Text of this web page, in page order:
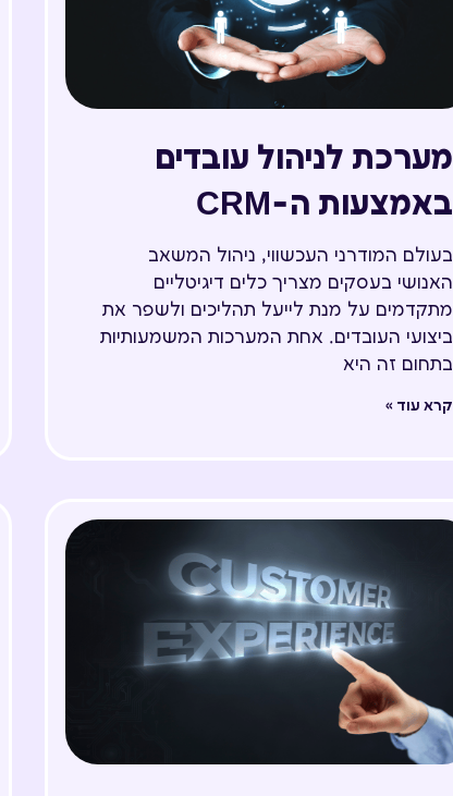
מערכת לניהול עובדים
באמצעות ה-CRM
בעולם המודרני העכשווי, ניהול המשאב
האנושי בעסקים מצריך כלים דיגיטליים
מתקדמים על מנת לייעל תהליכים ולשפר את
ביצועי העובדים. אחת המערכות המשמעותיות
בתחום זה היא
קרא עוד »